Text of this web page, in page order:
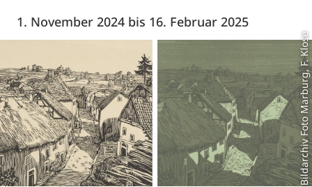
1. November 2024 bis 16. Februar 2025
Bildarchiv Foto Marburg, F. Klose